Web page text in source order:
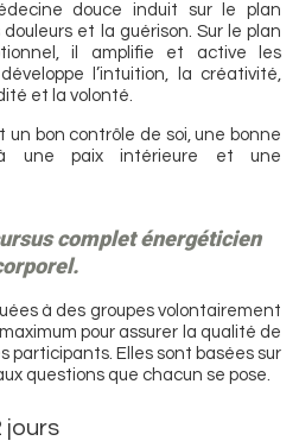
douce induit sur le plan
et la guérison. Sur le plan
il amplifie et active les
l’intuition, la créativité,
et la volonté.
bon contrôle de soi, une bonne
une paix intérieure et une
complet énergéticien
à des groupes volontairement
pour assurer la qualité de
participants. Elles sont basées sur
questions que chacun se pose.
jours